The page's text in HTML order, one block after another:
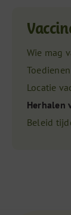
Wie mag
Locatie
Herhalen
Beleid